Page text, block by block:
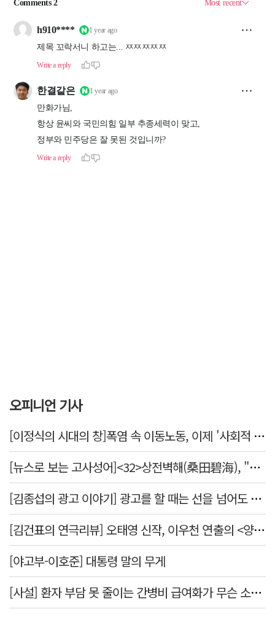
오피니언 기사
[이정식의 시대의 창]폭염 속 이동노동, 이제 '사회적 위험 관리'로 전환할 때
[뉴스로 보는 고사성어]<32>상전벽해(桑田碧海), "뽕나무밭이 푸른 바다가 되었다."
[김종섭의 광고 이야기] 광고를 할 때는 선을 넘어도 좋습니다.
[김건표의 연극리뷰] 오태영 신작, 이우천 연출의 <양은 양순하다>"국민을 온순한 양으로 길들이는 전체주의적 정치의 알레고리"
[야고부-이호준] 대통령 말의 무게
[사설] 환자 부담 못 줄이는 간병비 급여화가 무슨 소용인가